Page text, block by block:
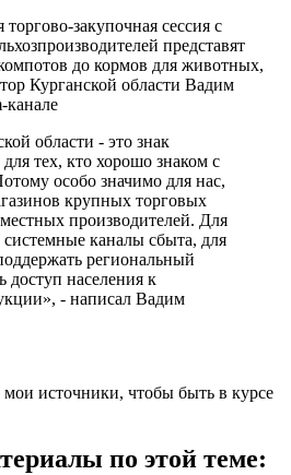
закупочная сессия с
представят
до кормов для животных,
Курганской области Вадим
канале
области - это знак
для тех, кто хорошо знаком с
особо значимо для нас,
крупных торговых
производителей. Для
каналы сбыта, для
региональный
доступ населения к
- написал Вадим
мои источники, чтобы быть в курсе
по этой теме: